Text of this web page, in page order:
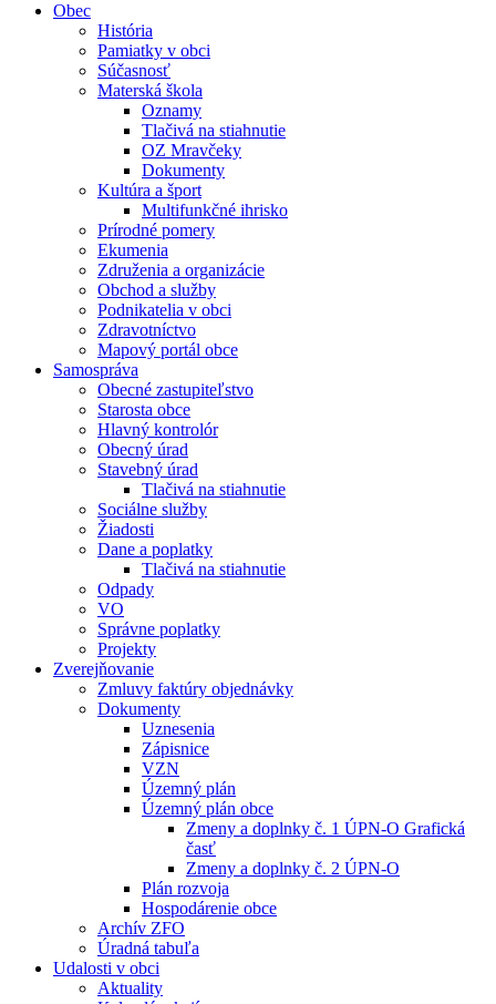
Obec
História
Pamiatky v obci
Súčasnosť
Materská škola
Oznamy
Tlačivá na stiahnutie
OZ Mravčeky
Dokumenty
Kultúra a šport
Multifunkčné ihrisko
Prírodné pomery
Ekumenia
Združenia a organizácie
Obchod a služby
Podnikatelia v obci
Zdravotníctvo
Mapový portál obce
Samospráva
Obecné zastupiteľstvo
Starosta obce
Hlavný kontrolór
Obecný úrad
Stavebný úrad
Tlačivá na stiahnutie
Sociálne služby
Žiadosti
Dane a poplatky
Tlačivá na stiahnutie
Odpady
VO
Správne poplatky
Projekty
Zverejňovanie
Zmluvy faktúry objednávky
Dokumenty
Uznesenia
Zápisnice
VZN
Územný plán
Územný plán obce
Zmeny a doplnky č. 1 ÚPN-O Grafická
časť
Zmeny a doplnky č. 2 ÚPN-O
Plán rozvoja
Hospodárenie obce
Archív ZFO
Úradná tabuľa
Udalosti v obci
Aktuality